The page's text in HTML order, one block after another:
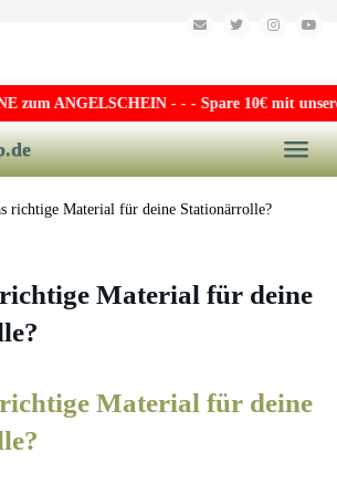
zum ANGELSCHEIN - - - Spare 10€ mit
richtige Material für deine Stationärrolle?
Material für deine
Material für deine